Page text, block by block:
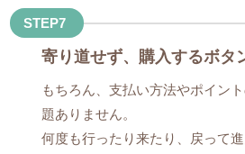
STEP7
寄り道せず、購入するボタ
もちろん、支払い方法やポイン
題ありません。
何度も行ったり来たり、戻って